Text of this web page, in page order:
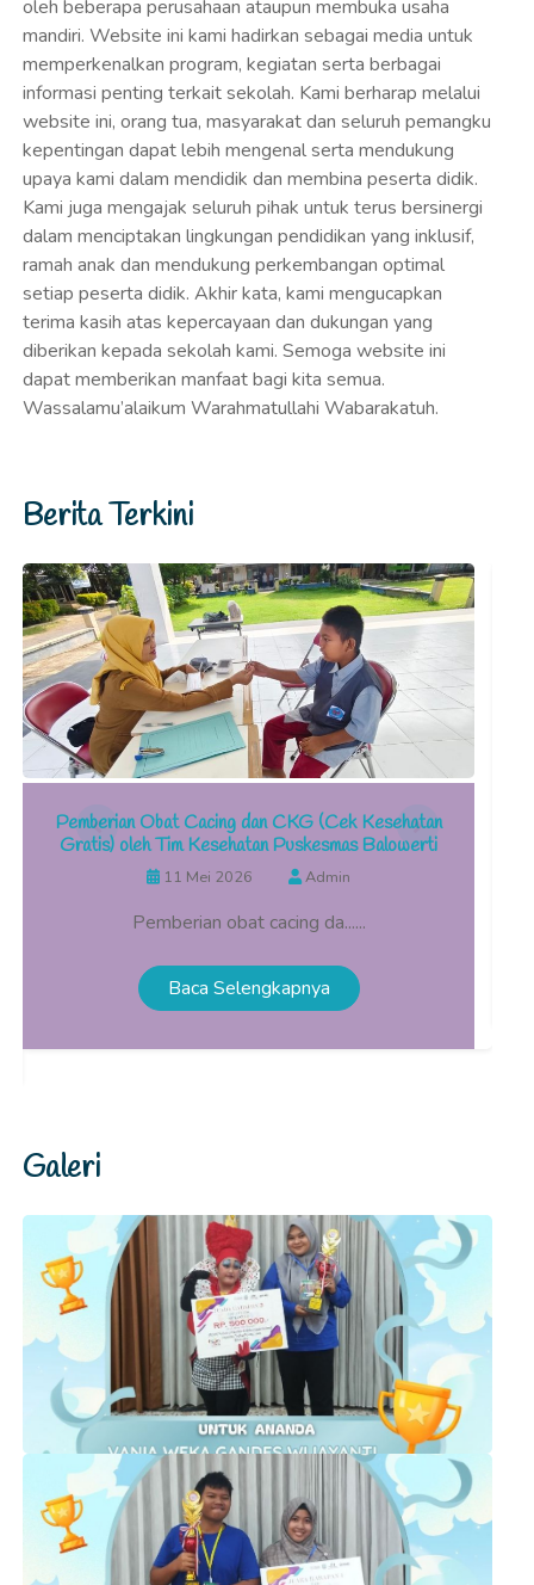
ramah anak dan mendukung perkembangan optimal
setiap peserta didik. Akhir kata, kami mengucapkan
terima kasih atas kepercayaan dan dukungan yang
diberikan kepada sekolah kami. Semoga website ini
dapat memberikan manfaat bagi kita semua.
Wassalamu’alaikum Warahmatullahi Wabarakatuh.
Berita Terkini
Pemberian Obat Cacing dan CKG (Cek Kesehatan
Gratis) oleh Tim Kesehatan Puskesmas Balowerti
11 Mei 2026 Admin
Pemberian obat cacing da......
Baca Selengkapnya